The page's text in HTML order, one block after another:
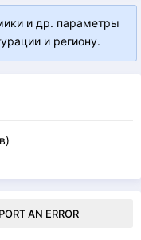
и др. параметры
и региону.
AN ERROR